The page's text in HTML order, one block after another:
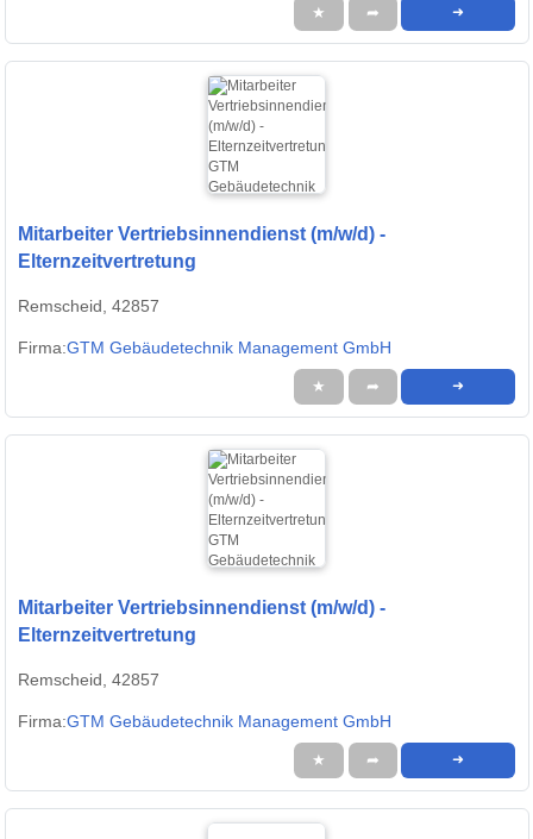
★ ➦ ➜
Mitarbeiter Vertriebsinnendienst (m/w/d) -
Elternzeitvertretung
Remscheid, 42857
Firma:GTM Gebäudetechnik Management GmbH
★ ➦ ➜
Mitarbeiter Vertriebsinnendienst (m/w/d) -
Elternzeitvertretung
Remscheid, 42857
Firma:GTM Gebäudetechnik Management GmbH
★ ➦ ➜